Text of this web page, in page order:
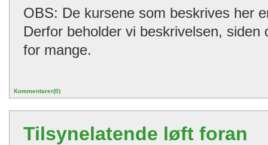
OBS: De kursene som beskrives her
Derfor beholder vi beskrivelsen,
for mange.
Kommentarer(0)
Tilsynelatende løft foran